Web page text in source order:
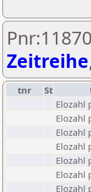
Zeitreihe
tnr St
Elozahl
Elozahl
Elozahl
Elozahl
Elozahl
Elozahl
Elozahl